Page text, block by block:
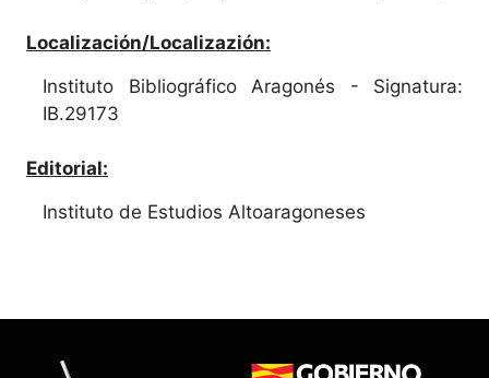
Localización/Localizazión:
Instituto Bibliográfico Aragonés - Signatura:
IB.29173
Editorial:
Instituto de Estudios Altoaragoneses